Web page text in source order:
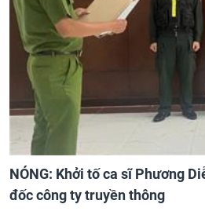
NÓNG: Khởi tố ca sĩ Phương
đốc công ty truyền thông